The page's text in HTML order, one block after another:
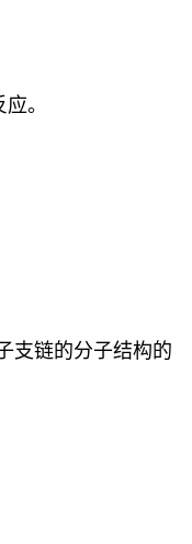
。
支链的分子结构的